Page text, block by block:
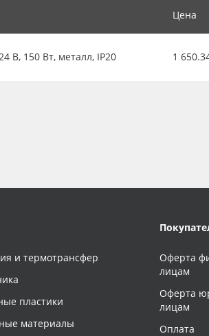
Цена
В, 150 Вт, металл, IP20 1
и термотрансфер
пластики
материалы
Оферта
лицам
Оферта
лицам
Оплата